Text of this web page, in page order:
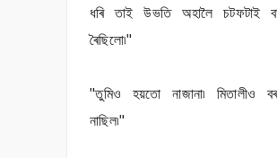
ধৰি তাই উভতি অহালৈ চটফটাই
ৰৈছিলো৷"
"তুমিও হয়তো নাজানা৷ মিতালীও
নাছিল৷"